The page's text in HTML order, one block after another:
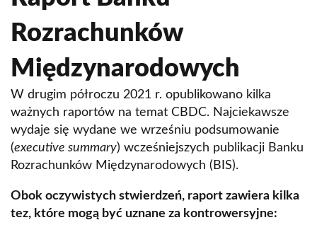
Rozrachunków
Międzynarodowych
W drugim półroczu 2021 r. opublikowano kilka
ważnych raportów na temat CBDC. Najciekawsze
wydaje się wydane we wrześniu podsumowanie
(executive summary) wcześniejszych publikacji Banku
Rozrachunków Międzynarodowych (BIS).
Obok oczywistych stwierdzeń, raport zawiera kilka
tez, które mogą być uznane za kontrowersyjne: